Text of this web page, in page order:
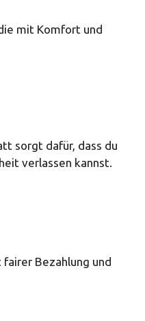
mit Komfort und
sorgt dafür, dass du
verlassen kannst.
Bezahlung und